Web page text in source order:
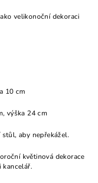
velikonoční dekoraci
10 cm
výška 24 cm
aby nepřekážel.
květinová dekorace